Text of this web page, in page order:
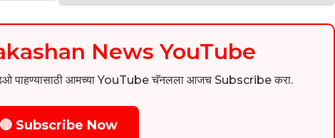
News YouTube
पाहण्यासाठी आमच्या YouTube चॅनलला आजच Subscribe करा.
🔴 Subscribe Now